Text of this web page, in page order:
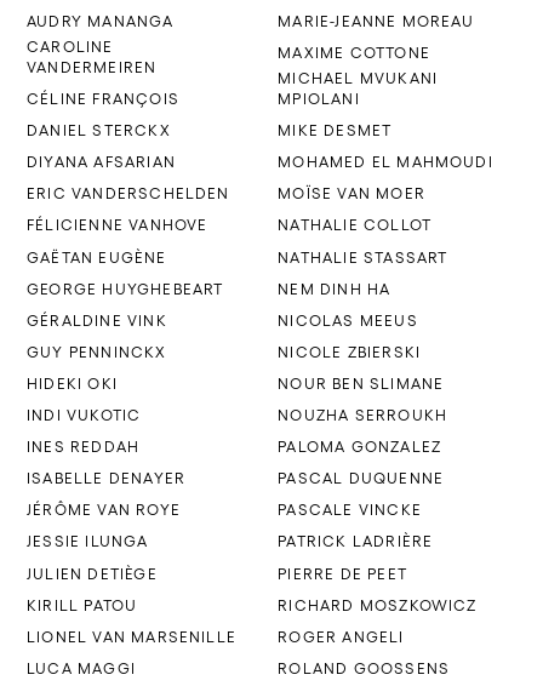
AUDRY MANANGA
CAROLINE
VANDERMEIREN
CÉLINE FRANÇOIS
DANIEL STERCKX
DIYANA AFSARIAN
ERIC VANDERSCHELDEN
FÉLICIENNE VANHOVE
GAËTAN EUGÈNE
GEORGE HUYGHEBEART
GÉRALDINE VINK
GUY PENNINCKX
HIDEKI OKI
INDI VUKOTIC
INES REDDAH
ISABELLE DENAYER
JÉRÔME VAN ROYE
JESSIE ILUNGA
JULIEN DETIÈGE
KIRILL PATOU
LIONEL VAN MARSENILLE
LUCA MAGGI
MARIE-JEANNE MOREAU
MAXIME COTTONE
MICHAEL MVUKANI
MPIOLANI
MIKE DESMET
MOHAMED EL MAHMOUDI
MOÏSE VAN MOER
NATHALIE COLLOT
NATHALIE STASSART
NEM DINH HA
NICOLAS MEEUS
NICOLE ZBIERSKI
NOUR BEN SLIMANE
NOUZHA SERROUKH
PALOMA GONZALEZ
PASCAL DUQUENNE
PASCALE VINCKE
PATRICK LADRIÈRE
PIERRE DE PEET
RICHARD MOSZKOWICZ
ROGER ANGELI
ROLAND GOOSSENS